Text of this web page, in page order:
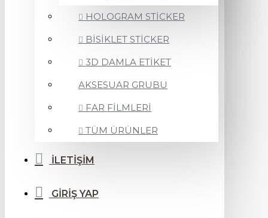
HOLOGRAM STİCKER
BİSİKLET STİCKER
3D DAMLA ETİKET
AKSESUAR GRUBU
FAR FİLMLERİ
TÜM ÜRÜNLER
İLETİŞİM
GİRİŞ YAP